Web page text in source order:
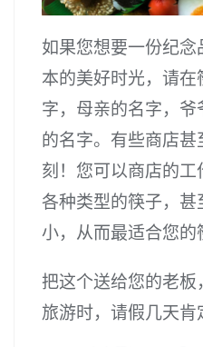
如果您想要一份纪念
本的美好时光，请在
字，母亲的名字，
的名字。有些商店
刻！您可以商店的工
各种类型的筷子，
小，从而最适合您的
把这个送给您的老
旅游时，请假几天肯